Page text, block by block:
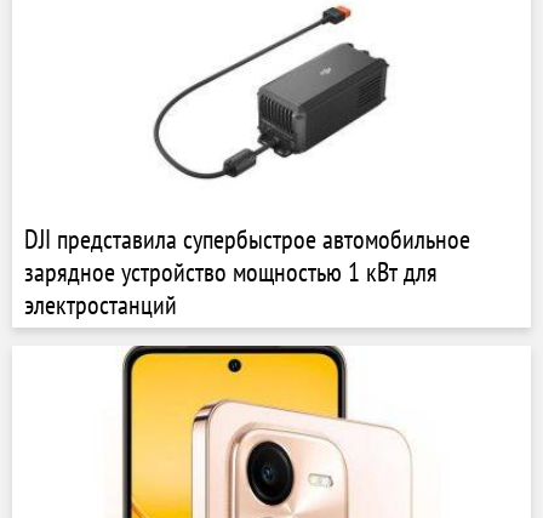
DJI представила супербыстрое автомобильное
зарядное устройство мощностью 1 кВт для
электростанций